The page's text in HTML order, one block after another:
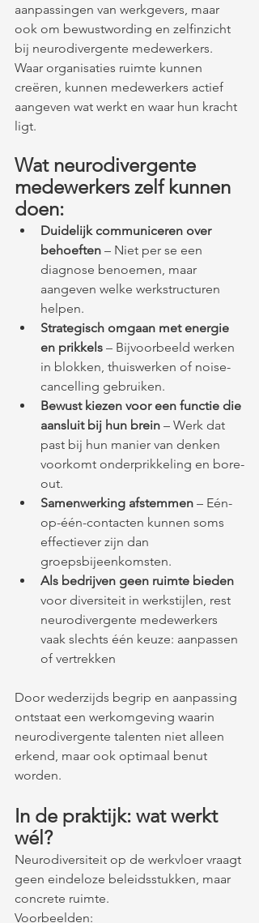
aanpassingen van werkgevers, maar
ook om bewustwording en zelfinzicht
bij neurodivergente medewerkers.
Waar organisaties ruimte kunnen
creëren, kunnen medewerkers actief
aangeven wat werkt en waar hun kracht
ligt.
Wat neurodivergente
medewerkers zelf kunnen
doen:
Duidelijk communiceren over
behoeften – Niet per se een
diagnose benoemen, maar
aangeven welke werkstructuren
helpen.
Strategisch omgaan met energie
en prikkels – Bijvoorbeeld werken
in blokken, thuiswerken of noise-
cancelling gebruiken.
Bewust kiezen voor een functie die
aansluit bij hun brein – Werk dat
past bij hun manier van denken
voorkomt onderprikkeling en bore-
out.
Samenwerking afstemmen – Eén-
op-één-contacten kunnen soms
effectiever zijn dan
groepsbijeenkomsten.
Als bedrijven geen ruimte bieden
voor diversiteit in werkstijlen, rest
neurodivergente medewerkers
vaak slechts één keuze: aanpassen
of vertrekken
Door wederzijds begrip en aanpassing
ontstaat een werkomgeving waarin
neurodivergente talenten niet alleen
erkend, maar ook optimaal benut
worden.
In de praktijk: wat werkt
wél?
Neurodiversiteit op de werkvloer vraagt
geen eindeloze beleidsstukken, maar
concrete ruimte.
Voorbeelden: